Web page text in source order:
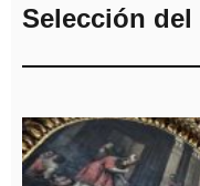
Selección